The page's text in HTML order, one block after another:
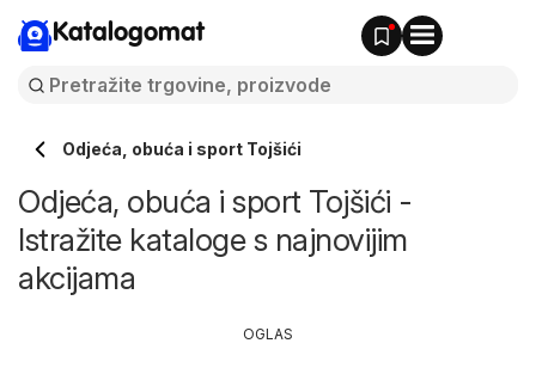
Katalogomat
Odjeća, obuća i sport Tojšići
Odjeća, obuća i sport Tojšići -
Istražite kataloge s najnovijim
akcijama
OGLAS